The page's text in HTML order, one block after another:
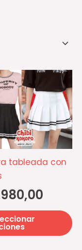
tableada con
la